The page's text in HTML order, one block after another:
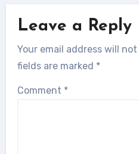
Leave a Reply
Your email address will
fields are marked *
Comment *